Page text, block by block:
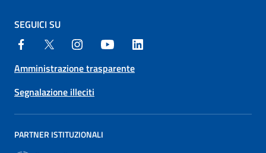
SEGUICI SU
Amministrazione trasparente
Segnalazione illeciti
PARTNER ISTITUZIONALI